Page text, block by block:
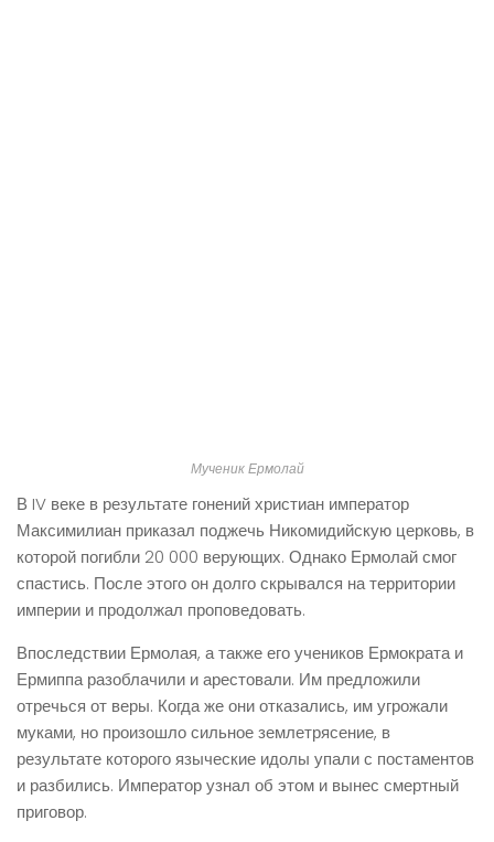
Мученик Ермолай
В IV веке в результате гонений христиан император
Максимилиан приказал поджечь Никомидийскую церковь, в
которой погибли 20 000 верующих. Однако Ермолай смог
спастись. После этого он долго скрывался на территории
империи и продолжал проповедовать.
Впоследствии Ермолая, а также его учеников Ермократа и
Ермиппа разоблачили и арестовали. Им предложили
отречься от веры. Когда же они отказались, им угрожали
муками, но произошло сильное землетрясение, в
результате которого языческие идолы упали с постаментов
и разбились. Император узнал об этом и вынес смертный
приговор.